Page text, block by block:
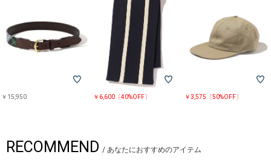
￥15,950 ￥6,600〔40%OFF〕 ￥3,575〔50%OFF〕
RECOMMEND / あなたにおすすめのアイテム